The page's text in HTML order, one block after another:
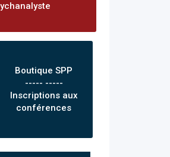
Boutique SPP
----- -----
Inscriptions aux
conférences